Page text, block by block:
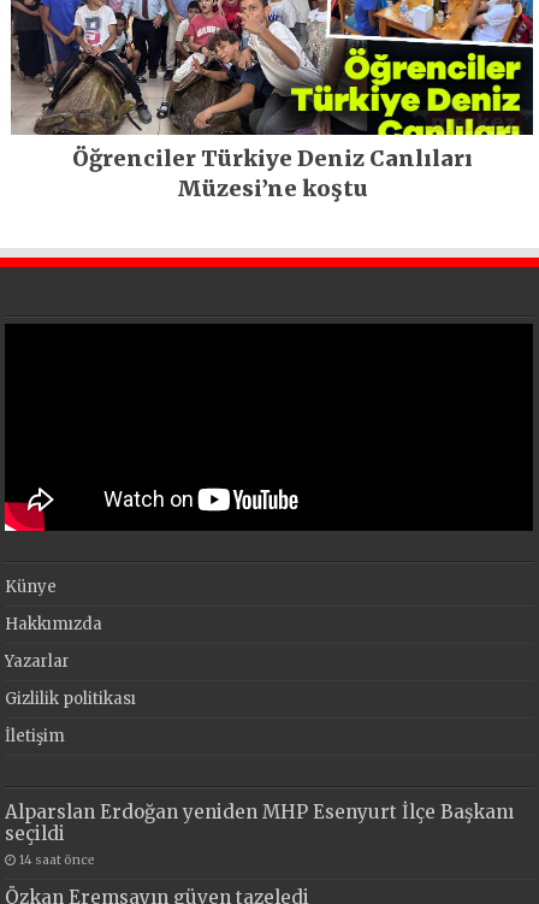
Öğrenciler Türkiye Deniz Canlıları
Müzesi’ne koştu
Künye
Hakkımızda
Yazarlar
Gizlilik politikası
İletişim
Alparslan Erdoğan yeniden MHP Esenyurt İlçe Başkanı
seçildi
14 saat önce
Özkan Eremsayın güven tazeledi